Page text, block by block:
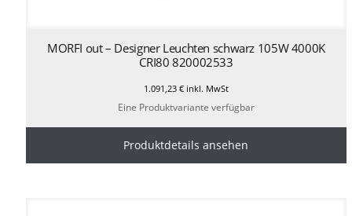
MORFI out – Designer Leuchten schwarz 105W 4000K
CRI80 820002533
1.091,23 €inkl. MwSt
Eine Produktvariante verfügbar
Produktdetails ansehen